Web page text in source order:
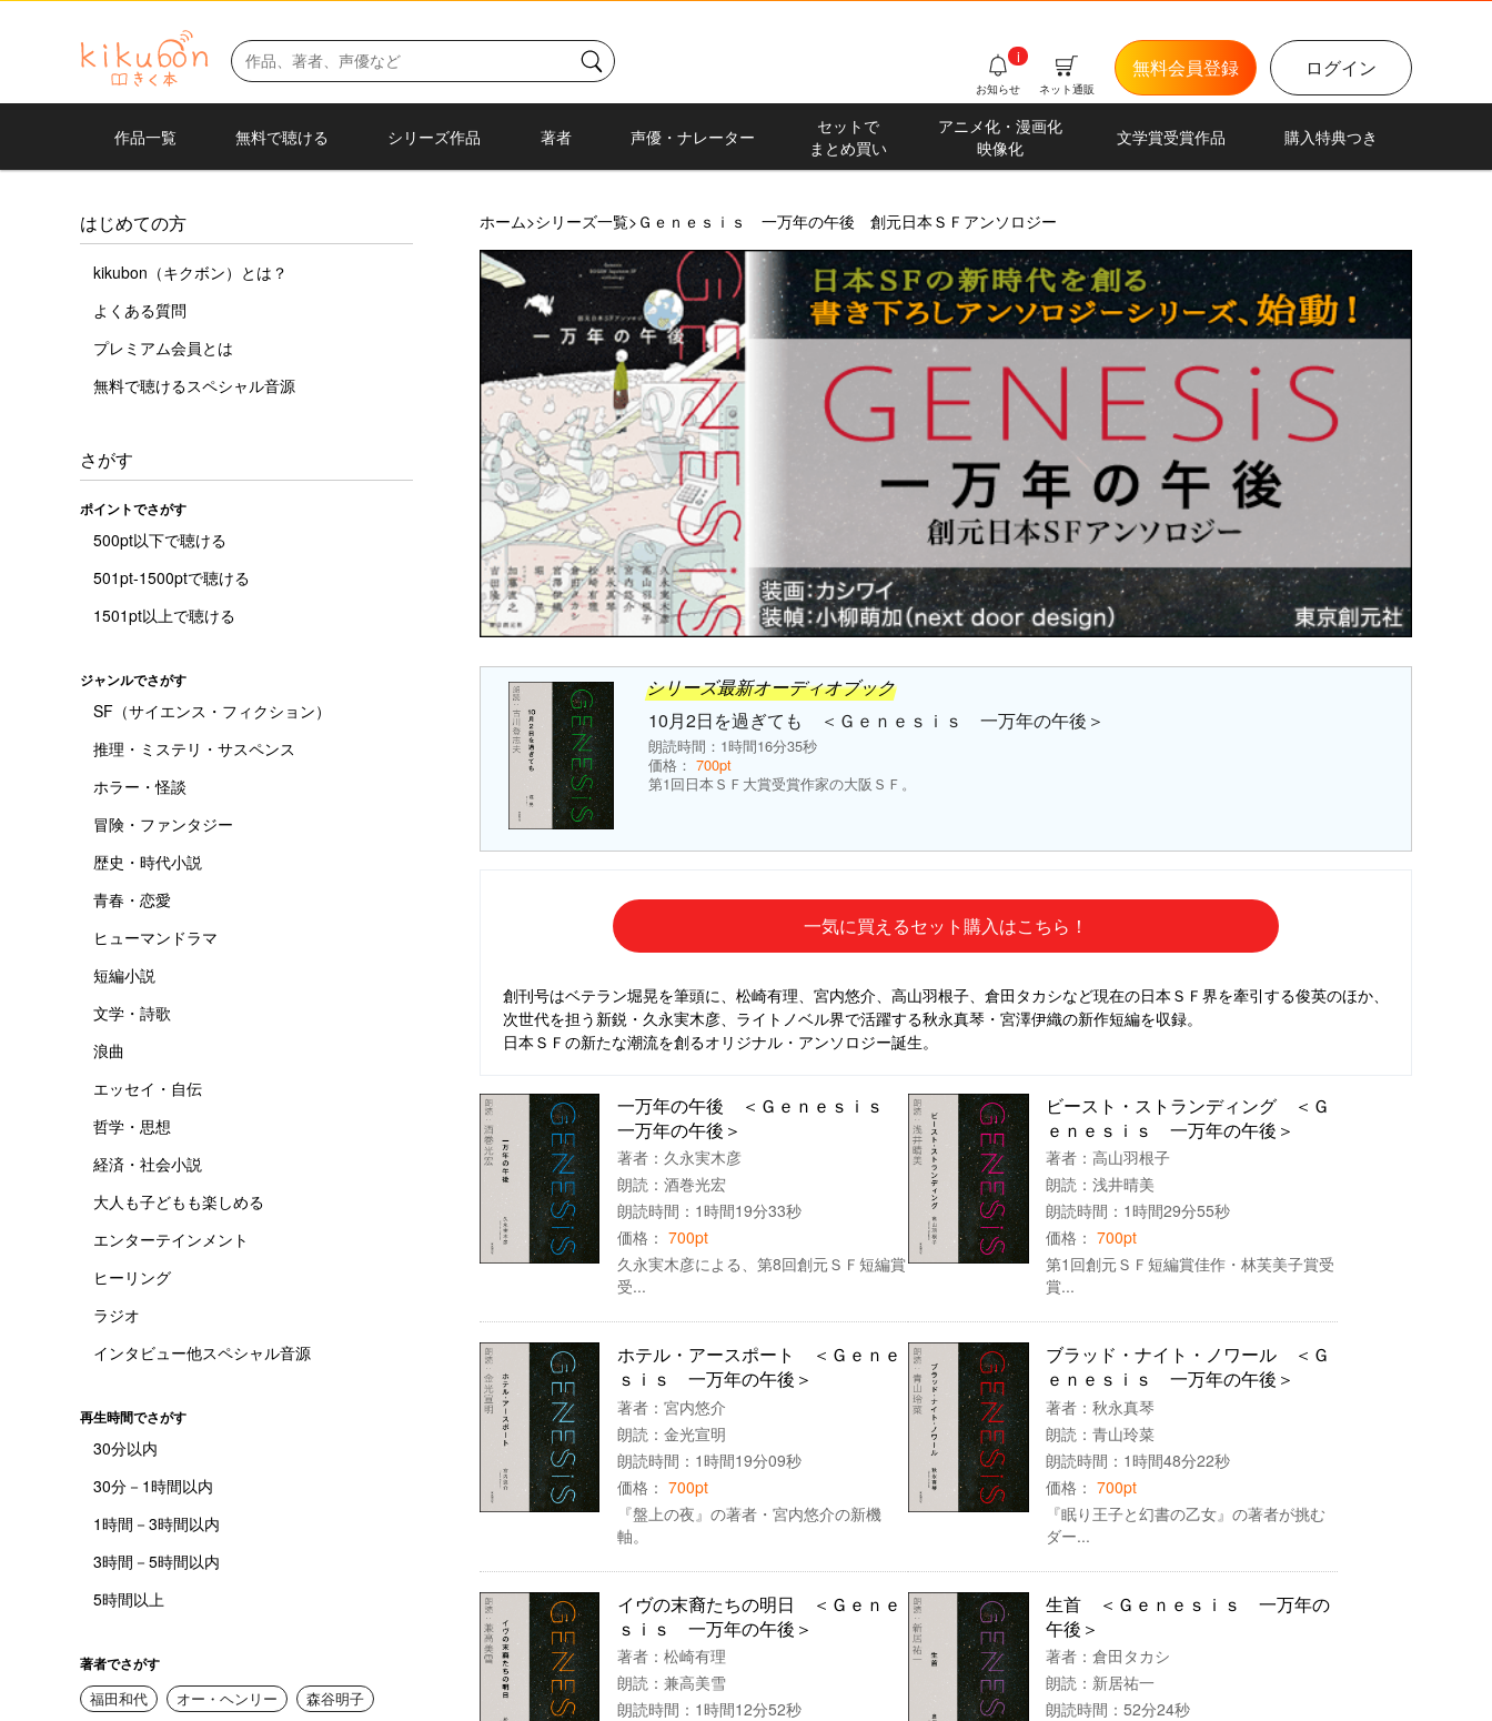
ログイン
無料会員登録
ネット通販
お知らせ
i
作品一覧 無料で聴ける シリーズ作品 著者 声優・ナレーター
セットで
まとめ買い
アニメ化・漫画化
映像化
文学賞受賞作品 購入特典つき
はじめての方
kikubon（キクボン）とは？
よくある質問
プレミアム会員とは
無料で聴けるスペシャル音源
さがす
ポイントでさがす
500pt以下で聴ける
501pt-1500ptで聴ける
1501pt以上で聴ける
ジャンルでさがす
SF（サイエンス・フィクション）
推理・ミステリ・サスペンス
ホラー・怪談
冒険・ファンタジー
歴史・時代小説
青春・恋愛
ヒューマンドラマ
短編小説
文学・詩歌
浪曲
エッセイ・自伝
哲学・思想
経済・社会小説
大人も子どもも楽しめる
エンターテインメント
ヒーリング
ラジオ
インタビュー他スペシャル音源
再生時間でさがす
30分以内
30分－1時間以内
1時間－3時間以内
3時間－5時間以内
5時間以上
著者でさがす
福田和代 オー・ヘンリー
森谷明子
ホーム>シリーズ一覧>Ｇｅｎｅｓｉｓ 一万年の午後 創元日本ＳＦアンソロジー
シリーズ最新オーディオブック
10月2日を過ぎても ＜Ｇｅｎｅｓｉｓ 一万年の午後＞
朗読時間：1時間16分35秒
価格：700pt
第1回日本ＳＦ大賞受賞作家の大阪ＳＦ。
一気に買えるセット購入はこちら！
創刊号はベテラン堀晃を筆頭に、松崎有理、宮内悠介、高山羽根子、倉田タカシなど現在の日本ＳＦ界を牽引する俊英のほか、
次世代を担う新鋭・久永実木彦、ライトノベル界で活躍する秋永真琴・宮澤伊織の新作短編を収録。
日本ＳＦの新たな潮流を創るオリジナル・アンソロジー誕生。
一万年の午後 ＜Ｇｅｎｅｓｉｓ
一万年の午後＞
著者： 久永実木彦
朗読： 酒巻光宏
朗読時間：1時間19分33秒
価格： 700pt
久永実木彦による、第8回創元ＳＦ短編賞
受...
ビースト・ストランディング ＜Ｇ
ｅｎｅｓｉｓ 一万年の午後＞
著者：高山羽根子
朗読：浅井晴美
朗読時間：1時間29分55秒
価格：700pt
第1回創元ＳＦ短編賞佳作・林芙美子賞受
賞...
ホテル・アースポート ＜Ｇｅｎｅ
ｓｉｓ 一万年の午後＞
著者： 宮内悠介
朗読： 金光宣明
朗読時間：1時間19分09秒
価格： 700pt
『盤上の夜』の著者・宮内悠介の新機
軸。
ブラッド・ナイト・ノワール ＜Ｇ
ｅｎｅｓｉｓ 一万年の午後＞
著者：秋永真琴
朗読：青山玲菜
朗読時間：1時間48分22秒
価格：700pt
『眠り王子と幻書の乙女』の著者が挑む
ダー...
イヴの末裔たちの明日 ＜Ｇｅｎｅ
ｓｉｓ 一万年の午後＞
著者： 松崎有理
朗読： 兼高美雪
朗読時間：1時間12分52秒
生首 ＜Ｇｅｎｅｓｉｓ 一万年の
午後＞
著者：倉田タカシ
朗読： 新居祐一
朗読時間：52分24秒